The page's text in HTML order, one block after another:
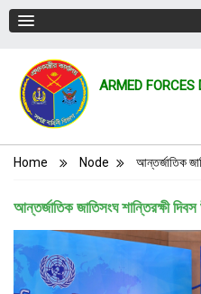
ARMED FORCES
Breadcrumb
Home Node আন্তর্জাতিক
আন্তর্জাতিক জাতিসংঘ শান্তিরক্ষী দিবস